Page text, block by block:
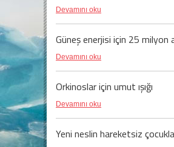
Devamını oku
Güneş enerjisi için 25 milyon
Devamını oku
Orkinoslar için umut ışığı
Devamını oku
Yeni neslin hareketsiz